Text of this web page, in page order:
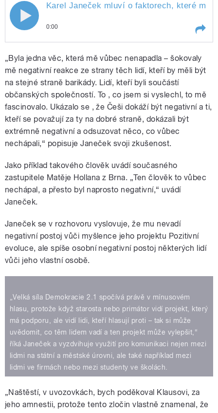
pause
Karel Janeček mluví o faktorech, které
0:00
které měly vliv na neúspěch
kampaně a o amnestii Václava
„Byla jedna věc, která mě vůbec nenapadla – šokovaly
mě negativní reakce ze strany těch lidí, kteří by měli být
na stejné straně barikády. Lidí, kteří byli součástí
občanských společností. To , co jsem si vyslechl, to mě
fascinovalo. Ukázalo se , že Češi dokáží být negativní a ti,
kteří se považují za ty na dobré straně, dokázali být
extrémně negativní a odsuzovat něco, co vůbec
nechápali,“ popisuje Janeček svoji zkušenost.
Jako příklad takového člověk uvádí současného
zastupitele Matěje Hollana z Brna. „Ten člověk to vůbec
nechápal, a přesto byl naprosto negativní,“ uvádí
Janeček.
Janeček se v rozhovoru vyslovuje, že mu nevadí
negativní postoj vůči myšlence jeho projektu Pozitivní
evoluce, ale spíše osobní negativní postoj některých lidí
vůči jeho vlastní osobě.
„Velká síla Demokracie 2.1 spočívá právě v mínusovém
hlasu, protože když starosta nebo primátor vidí projekt, který
má podporu, ale vidí lidi, kteří hlasují proti – tak si může
uvědomit, co těm lidem vadí a ten projekt může vylepšit,“
říká Janeček a vyzdvihuje využití pro komunikaci nejen mezi
lidmi na státní a městské úrovni, ale také například mezi
lidmi ve firmách nebo mezi studenty ve školách.
„Naštěstí, v uvozovkách, bych poděkoval Klausovi, za
jeho amnestii, protože tento zločin vlastně znamenal, že